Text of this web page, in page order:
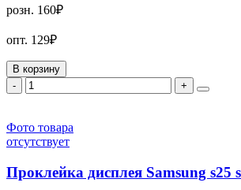
розн. 160₽
опт. 129₽
В корзину
-
+
Фото товара
отсутствует
Проклейка дисплея Samsung s25